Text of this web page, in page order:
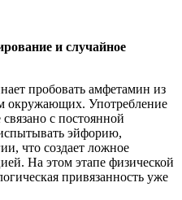
и случайное
пробовать амфетамин из
окружающих. Употребление
с постоянной
эйфорию,
что создает ложное
На этом этапе физической
привязанность уже